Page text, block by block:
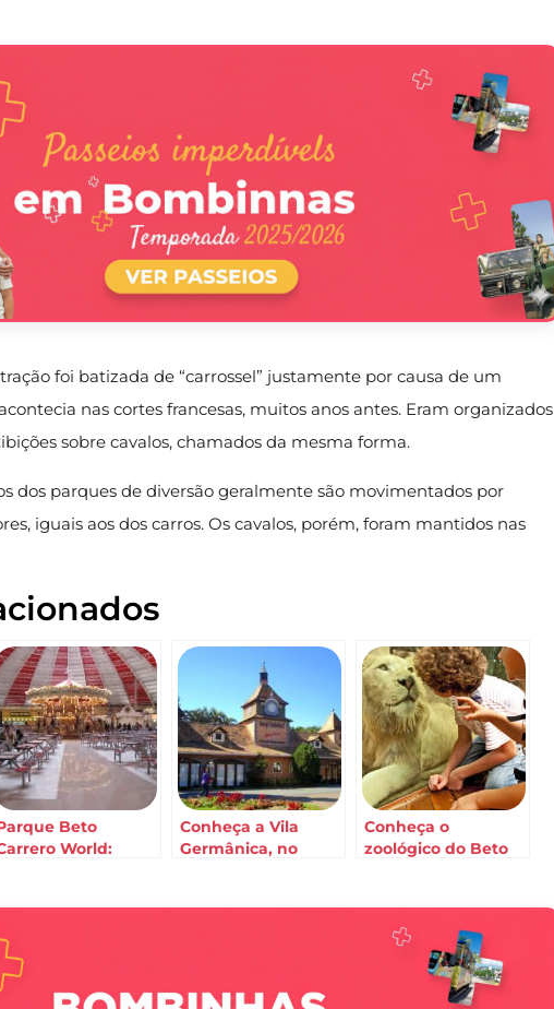
foi batizada de “carrossel” justamente por causa de um
nas cortes francesas, muitos anos antes. Eram organizados
sobre cavalos, chamados da mesma forma.
dos parques de diversão geralmente são movimentados por
iguais aos dos carros. Os cavalos, porém, foram mantidos nas
Beto
World:
Conheça a Vila
Germânica, no
Conheça o
zoológico do Beto